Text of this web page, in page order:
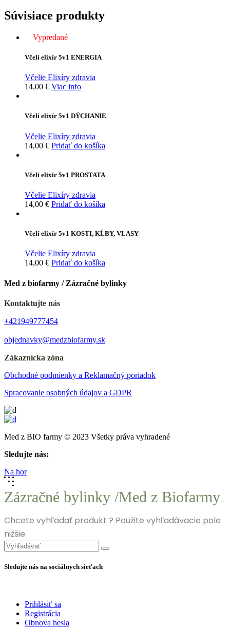
Súvisiace produkty
Vypredané
Včelí elixír 5v1 ENERGIA
Včelie Elixíry zdravia
14,00 € Viac info
Včelí elixír 5v1 DÝCHANIE
Včelie Elixíry zdravia
14,00 € Pridať do košíka
Včelí elixír 5v1 PROSTATA
Včelie Elixíry zdravia
14,00 € Pridať do košíka
Včelí elixír 5v1 KOSTI, KĹBY, VLASY
Včelie Elixíry zdravia
14,00 € Pridať do košíka
Med z biofarmy / Zázračné bylinky
Kontaktujte nás
+421949777454
objednavky@medzbiofarmy.sk
Zákaznícka zóna
Obchodné podmienky a Reklamačný poriadok
Spracovanie osobných údajov a GDPR
Med z BIO farmy © 2023 Všetky práva vyhradené
Sledujte nás:
Na hor
Zázračné bylinky /Med z Biofarmy
Chcete vyhľadať produkt ? Použite vyhľadávacie pole
nižšie.
Search
for:
Sledujte nás na sociálnych sieťach
Prihlásiť sa
Registrácia
Obnova hesla